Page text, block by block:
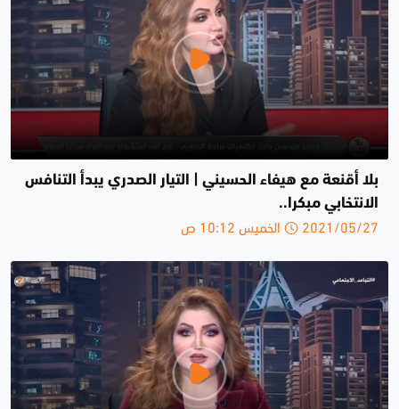
بلا أقنعة مع هيفاء الحسيني | التيار الصدري يبدأ التنافس
الانتخابي مبكرا..
2021/05/27 الخميس 10:12 ص